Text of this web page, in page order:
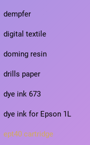
dempfer
digital textile
doming resin
drills paper
dye ink 673
dye ink for Epson 1L
ept40 cartridge